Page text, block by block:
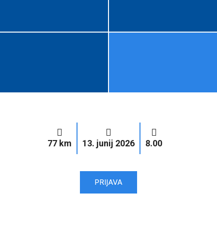
77 km 13. junij 2026 8.00
PRIJAVA